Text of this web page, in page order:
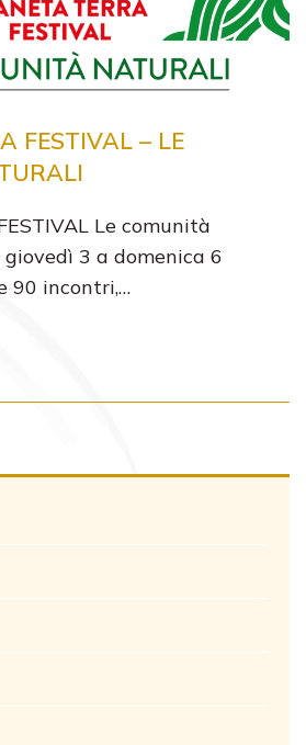
FESTIVAL – LE
Le comunità
3 a domenica 6
90 incontri,…